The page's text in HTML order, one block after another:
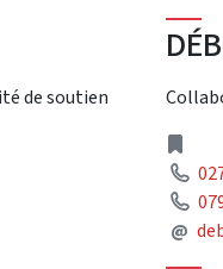
de soutien
@